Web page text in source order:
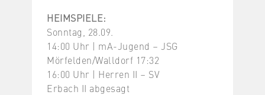
HEIMSPIELE:
Sonntag, 28.09.
14:00 Uhr | mA-Jugend – JSG
Mörfelden/Walldorf 17:32
16:00 Uhr | Herren II – SV
Erbach II abgesagt